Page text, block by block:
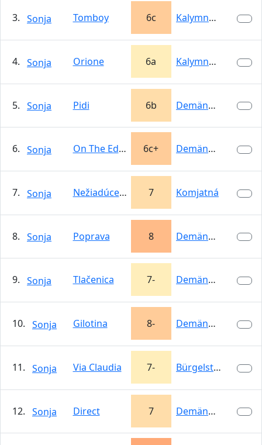
3. Sonja Tomboy 6c Kalymnos
4. Sonja Orione 6a Kalymnos
5. Sonja Pidi 6b Demänovská…
6. Sonja On The Edge 6c+ Demänovská…
7. Sonja Nežiadúce emócie 7 Komjatná
8. Sonja Poprava 8 Demänovská…
9. Sonja Tlačenica 7- Demänovská…
10. Sonja Gilotina 8- Demänovská…
11. Sonja Via Claudia 7- Bürgelstein
12. Sonja Direct 7 Demänovská…